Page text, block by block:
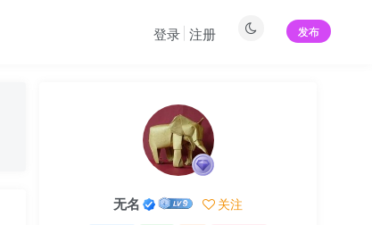
发布
登录 注册
无名 关注